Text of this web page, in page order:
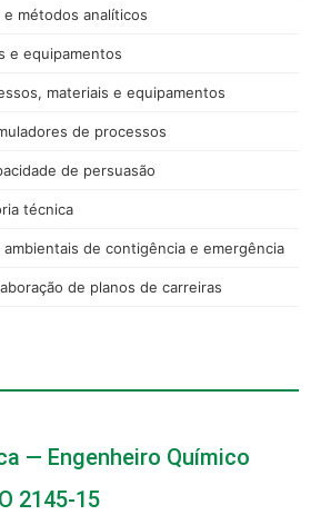
métodos analíticos
e equipamentos
materiais e equipamentos
de processos
de persuasão
técnica
ambientais de contigência e emergência
de planos de carreiras
— Engenheiro Químico
2145-15